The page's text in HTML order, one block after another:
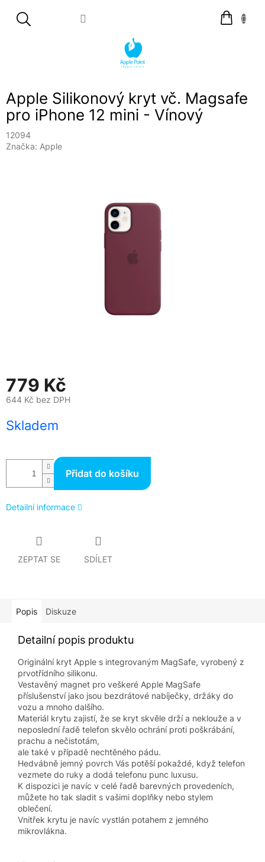
Nákupní
košík
Apple Silikonový kryt vč. Magsafe
pro iPhone 12 mini - Vínový
12094
Značka: Apple
779 Kč
644 Kč bez DPH
cena:
Skladem
Přidat do košíku
Detailní informace
ZEPTAT SE SDÍLET
Popis Diskuze
Detailní popis produktu
Originální kryt Apple s integrovaným MagSafe, vyrobený z
prvotřídního silikonu.
Vestavěný magnet pro veškeré Apple MagSafe
příslušenství jako jsou bezdrátové nabíječky, držáky do
vozu a mnoho dalšího.
Materiál krytu zajistí, že se kryt skvěle drží a neklouže a v
neposlední řadě telefon skvělo ochrání proti poškrábání,
prachu a nečistotám,
ale také v případě nechtěného pádu.
Hedvábně jemný povrch Vás potěší pokaždé, když telefon
vezmete do ruky a dodá telefonu punc luxusu.
K dispozici je navíc v celé řadě barevných provedeních,
můžete ho tak sladit s vašimi doplňky nebo stylem
oblečení.
Vnitřek krytu je navíc vystlán potahem z jemného
mikrovlákna.